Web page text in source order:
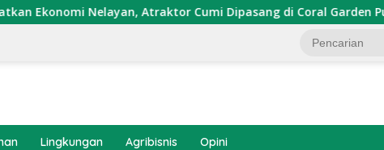
Atraktor Cumi Dipasang di Coral Garden Pulau Barrang Caddi
Lingkungan Agribisnis Opini